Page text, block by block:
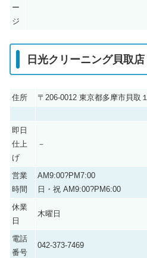
ー
ジ
日光クリーニング貝取店
住所 〒206-0012 東京都多摩市貝取
即日
仕上
げ
－
営業
時間
AM9:00?PM7:00
日・祝 AM9:00?PM6:00
休業
日
木曜日
電話
番号
042-373-7469